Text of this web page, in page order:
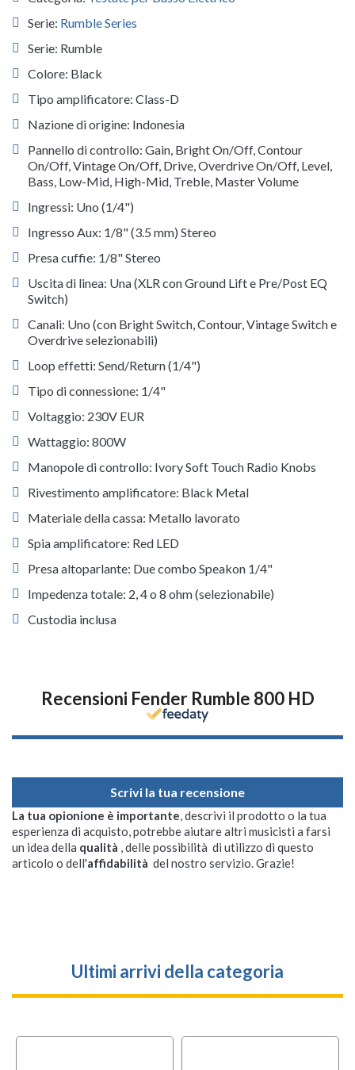
Serie: Rumble Series
Serie: Rumble
Colore: Black
Tipo amplificatore: Class-D
Nazione di origine: Indonesia
Pannello di controllo: Gain, Bright On/Off, Contour
On/Off, Vintage On/Off, Drive, Overdrive On/Off, Level,
Bass, Low-Mid, High-Mid, Treble, Master Volume
Ingressi: Uno (1/4")
Ingresso Aux: 1/8" (3.5 mm) Stereo
Presa cuffie: 1/8" Stereo
Uscita di linea: Una (XLR con Ground Lift e Pre/Post EQ
Switch)
Canali: Uno (con Bright Switch, Contour, Vintage Switch e
Overdrive selezionabili)
Loop effetti: Send/Return (1/4")
Tipo di connessione: 1/4"
Voltaggio: 230V EUR
Wattaggio: 800W
Manopole di controllo: Ivory Soft Touch Radio Knobs
Rivestimento amplificatore: Black Metal
Materiale della cassa: Metallo lavorato
Spia amplificatore: Red LED
Presa altoparlante: Due combo Speakon 1/4"
Impedenza totale: 2, 4 o 8 ohm (selezionabile)
Custodia inclusa
Recensioni Fender Rumble 800 HD
Scrivi la tua recensione
La tua opionione è importante, descrivi il prodotto o la tua
esperienza di acquisto, potrebbe aiutare altri musicisti a farsi
un idea della qualità , delle possibilità di utilizzo di questo
articolo o dell'affidabilità del nostro servizio. Grazie!
Ultimi arrivi della categoria